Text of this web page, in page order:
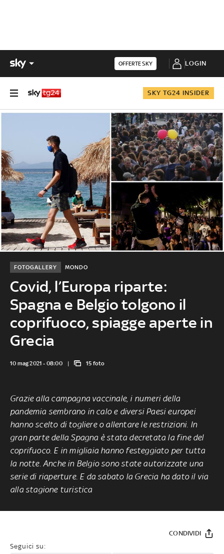
OFFERTE SKY LOGIN
SKY TG24 INSIDER
Covid, l’Europa riparte:
Spagna e Belgio tolgono il
coprifuoco, spiagge aperte in
Grecia
MONDO
FOTOGALLERY
10 mag 2021 - 08:00 15 foto
Grazie alla campagna vaccinale, i numeri della
pandemia sembrano in calo e diversi Paesi europei
hanno scelto di togliere o allentare le restrizioni. In
gran parte della Spagna è stata decretata la fine del
coprifuoco. E in migliaia hanno festeggiato per tutta
la notte. Anche in Belgio sono state autorizzate una
serie di riaperture. E da sabato la Grecia ha dato il via
alla stagione turistica
Seguici su:
CONDIVIDI